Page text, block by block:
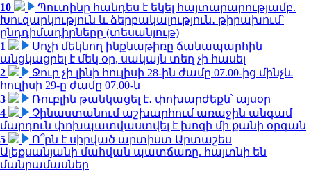
10
Պուտինը հանդես է եկել հայտարարությամբ.
Խուզարկություն և ձերբակալություն․ թիրախում՝
ընդդիմադիրները (տեսանյութ)
1
Սոչի մեկնող ինքնաթիռը ճանապարհին
անցկացրել է մեկ օր, սակայն տեղ չի հասել
2
Ջուր չի լինի հուլիսի 28-ին ժամը 07.00-ից մինչև
հուլիսի 29-ը ժամը 07.00-ն
3
Ռուբլին թանկացել է․ փոխարժեքն՝ այսօր
4
Չինաստանում աշխարհում առաջին անգամ
մարդուն փոխպատվաստվել է խոզի մի քանի օրգան
5
Ո՞րն է սիրված արտիստ Արտաշես
Ալեքսանյանի մահվան պատճառը. հայտնի են
մանրամասներ